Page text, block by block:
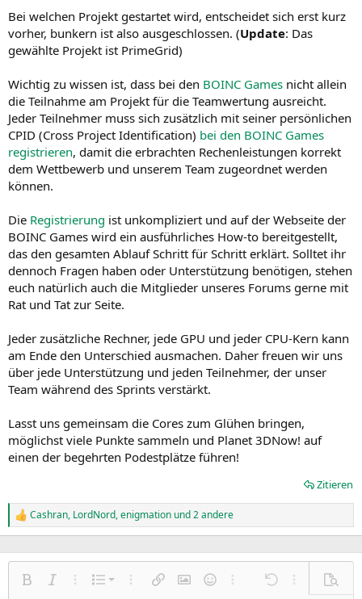
Bei welchen Projekt gestartet wird, entscheidet sich erst kurz
vorher, bunkern ist also ausgeschlossen. (Update: Das
gewählte Projekt ist PrimeGrid)
Wichtig zu wissen ist, dass bei den BOINC Games nicht allein
die Teilnahme am Projekt für die Teamwertung ausreicht.
Jeder Teilnehmer muss sich zusätzlich mit seiner persönlichen
CPID (Cross Project Identification) bei den BOINC Games
registrieren, damit die erbrachten Rechenleistungen korrekt
dem Wettbewerb und unserem Team zugeordnet werden
können.
Die Registrierung ist unkompliziert und auf der Webseite der
BOINC Games wird ein ausführliches How-to bereitgestellt,
das den gesamten Ablauf Schritt für Schritt erklärt. Solltet ihr
dennoch Fragen haben oder Unterstützung benötigen, stehen
euch natürlich auch die Mitglieder unseres Forums gerne mit
Rat und Tat zur Seite.
Jeder zusätzliche Rechner, jede GPU und jeder CPU-Kern kann
am Ende den Unterschied ausmachen. Daher freuen wir uns
über jede Unterstützung und jeden Teilnehmer, der unser
Team während des Sprints verstärkt.
Lasst uns gemeinsam die Cores zum Glühen bringen,
möglichst viele Punkte sammeln und Planet 3DNow! auf
einen der begehrten Podestplätze führen!
Zitieren
R
e
k
Cashran, LordNord,enigmation und 2 andere
Fett KursivWeitere Einstellungen…
Liste
Nummerierte Liste
Weitere Einstellungen…
Link einfügen
Bild einfügen
SmileysWeitere Einstellungen…
Rückgängig
Weitere